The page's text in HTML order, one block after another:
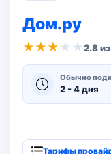
Дом.ру
★ ★ ★ ★ ★2.8
Обычно
2 - 4 дня
Тарифы